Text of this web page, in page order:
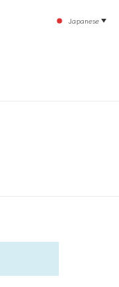
Japanese ▼